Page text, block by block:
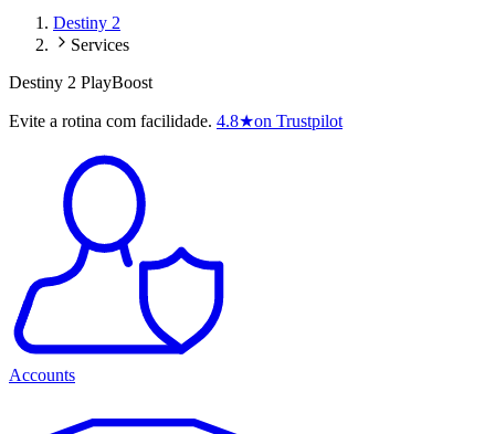
Destiny 2
Services
Destiny 2 PlayBoost
Evite a rotina com facilidade. 4.8★on Trustpilot
Accounts